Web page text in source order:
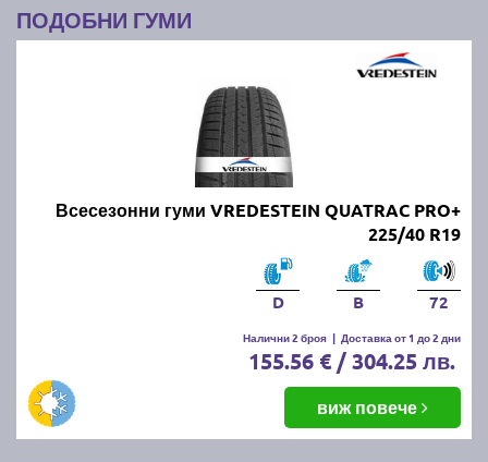
ПОДОБНИ ГУМИ
Всесезонни гуми VREDESTEIN QUATRAC PRO+
225/40 R19
D B 72
Налични 2 броя | Доставка от 1 до 2 дни
155.56 € / 304.25 лв.
виж повече